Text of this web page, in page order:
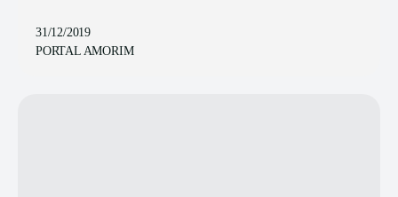
31/12/2019
PORTAL AMORIM